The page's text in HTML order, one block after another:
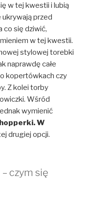
w tej kwestii i lubią
przed
co się dziwić,
w tej kwestii.
stylowej torebki
naprawdę całe
kopertówkach czy
Z kolei torby
Wśród
wymienić
W
drugiej opcji.
czym się